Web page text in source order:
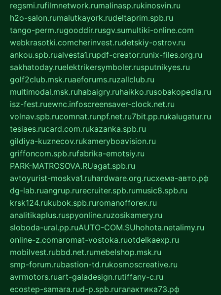
regsmi.rufilmnetwork.rumalinasp.rukinosvin.ru
h2o-salon.rumalutkayork.rudeltaprim.spb.ru
tango-perm.rugooddir.rusgv.sumultiki-online.com
webkrasotki.comcherinvest.rudetskiy-ostrov.ru
ankou.spb.rualvesta1.rupdf-creator.runix-files.org.ru
sakhatoday.ruelektrikersymboler.rusputnikyes.ru
golf2club.msk.ruaeforums.ruzallclub.ru
multimodal.msk.ruhabaigry.ruhaikko.rusobakopedia.ru
isz-fest.ruewnc.infoscreensaver-clock.net.ru
volnav.spb.rucomnat.runpf.net.ru7bit.pp.rukalugatur.ru
tesiaes.rucard.com.rukazanka.spb.ru
gildiya-kuznecov.rukameryboavision.ru
griffoncom.spb.rufabrika-emotsiy.ru
PARK-MATROSOVA.RUagat.spb.ru
avtoyurist-moskva1.ruhardware.org.ruсхема-авто.рф
dg-lab.ruangrup.rurecruiter.spb.rumusic8.spb.ru
krsk124.rukubok.spb.ruromanofforex.ru
analitikaplus.ruspyonline.ruzosikamery.ru
sloboda-ural.pp.ruAUTO-COM.SUhohota.netalimy.ru
online-z.comaromat-vostoka.ruotdelkaexp.ru
mobilvest.rubbd.net.rumebelshop.msk.ru
smp-forum.rubastion-td.rukosmoscreative.ru
avrmotors.ruart-galadesign.rutiffany-c.ru
ecostep-samara.rud-p.spb.ruгалактика73.рф